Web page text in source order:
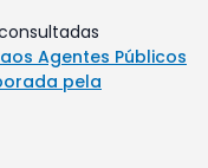
Agentes Públicos
pela